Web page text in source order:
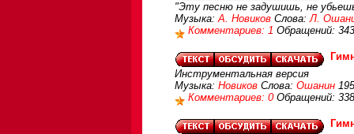
"Эту песню не задушишь, не
Музыка:А. Новиков Слова:Л.
Комментариев: 1 Обращений:
Инструментальная версия
Музыка: Новиков Слова: Ошанин
Комментариев: 0 Обращений: